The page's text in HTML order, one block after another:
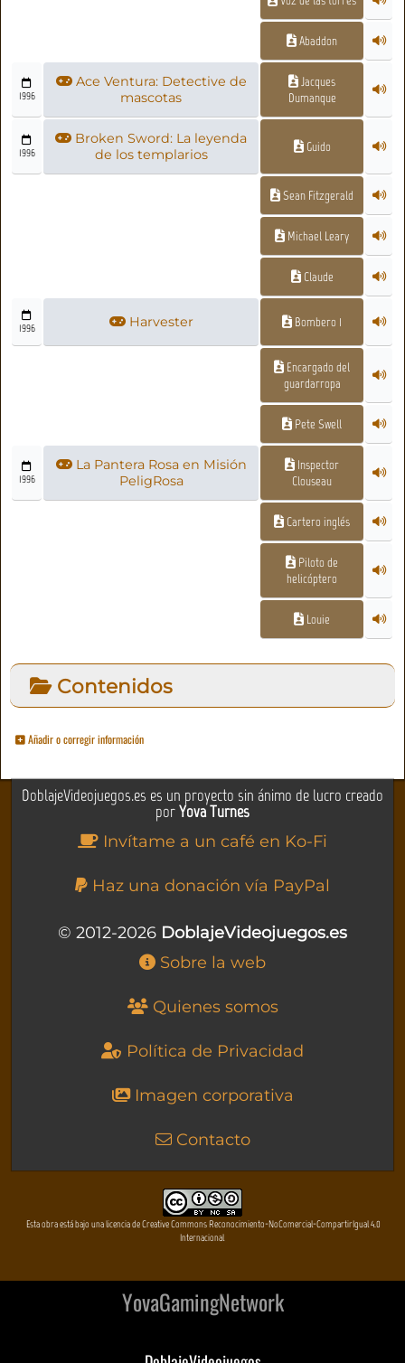
Abaddon
1996
Ace Ventura: Detective de
mascotas
Jacques
Dumanque
1996
Broken Sword: La leyenda
de los templarios
Guido
Sean Fitzgerald
Michael Leary
Claude
1996 Harvester Bombero 1
Encargado del
guardarropa
Pete Swell
1996
La Pantera Rosa en Misión
PeligRosa
Inspector
Clouseau
Cartero inglés
Piloto de
helicóptero
Louie
Contenidos
Añadir o corregir información
DoblajeVideojuegos.es es un proyecto sin ánimo de lucro creado
porYova Turnes
Invítame a un café en Ko-Fi
Haz una donación vía PayPal
© 2012-2026 DoblajeVideojuegos.es
Sobre la web
Quienes somos
Política de Privacidad
Imagen corporativa
Contacto
Esta obra está bajo una licencia de Creative Commons Reconocimiento-NoComercial-CompartirIgual 4.0
Internacional
YovaGamingNetwork